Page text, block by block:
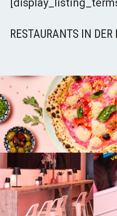
RESTAURANTS IN DER